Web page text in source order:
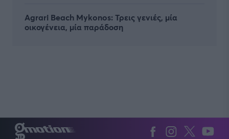
Agrari Beach Mykonos: Τρεις γενιές, μία
οικογένεια, μία παράδοση